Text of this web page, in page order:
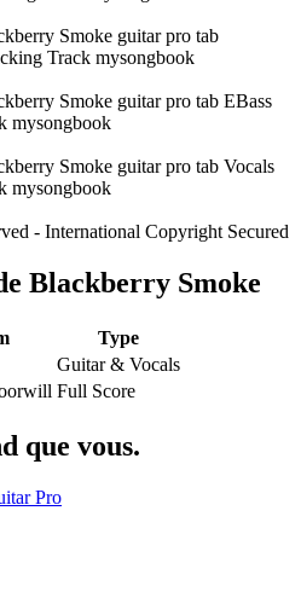
- International Copyright Secured
Blackberry Smoke
Type
Guitar & Vocals
Full Score
que vous.
Pro